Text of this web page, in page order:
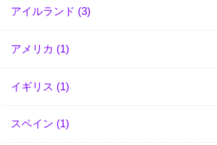
アイルランド (3)
アメリカ (1)
イギリス (1)
スペイン (1)